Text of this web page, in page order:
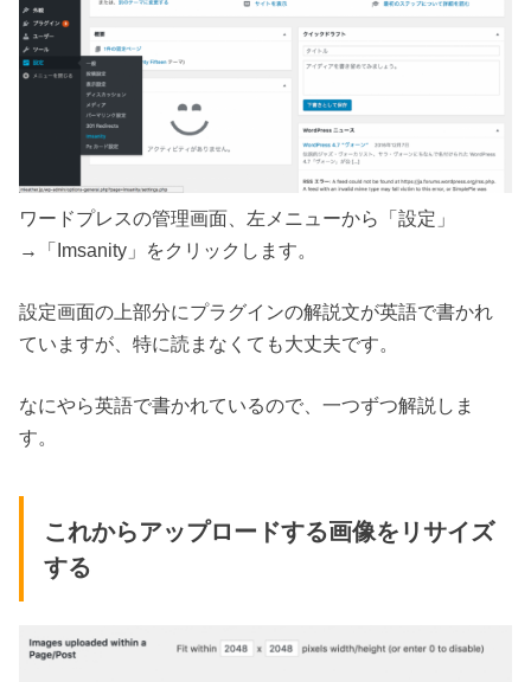
ワードプレスの管理画面、左メニューから「設定」
→「Imsanity」をクリックします。
設定画面の上部分にプラグインの解説文が英語で書かれ
ていますが、特に読まなくても大丈夫です。
なにやら英語で書かれているので、一つずつ解説しま
す。
これからアップロードする画像をリサイズ
する